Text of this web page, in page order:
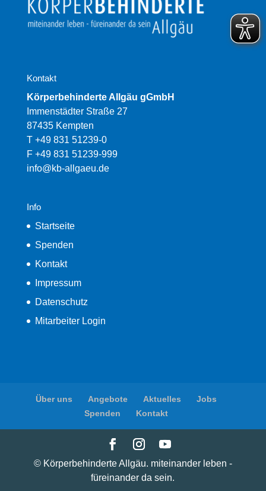
Kontakt
Körperbehinderte Allgäu gGmbH
Immenstädter Straße 27
87435 Kempten
T +49 831 51239-0
F +49 831 51239-999
info@kb-allgaeu.de
Info
Startseite
Spenden
Kontakt
Impressum
Datenschutz
Mitarbeiter Login
Über uns Angebote Aktuelles
Jobs
Spenden
Kontakt
© Körperbehinderte Allgäu. miteinander leben -
füreinander da sein.